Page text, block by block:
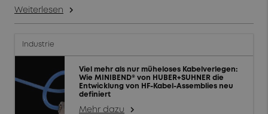
Weiterlesen arrow_forward_ios
Industrie
Viel mehr als nur müheloses Kabelverlegen:
Wie MINIBEND® von HUBER+SUHNER die
Entwicklung von HF-Kabel-Assemblies neu
definiert
Mehr dazu arrow_forward_ios